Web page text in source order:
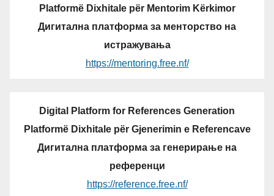
Platformë Dixhitale për Mentorim Kërkimor
Дигитална платформа за менторство на
истражувања
https://mentoring.free.nf/
Digital Platform for References Generation
Platformë Dixhitale për Gjenerimin e Referencave
Дигитална платформа за генерирање на
референци
https://reference.free.nf/